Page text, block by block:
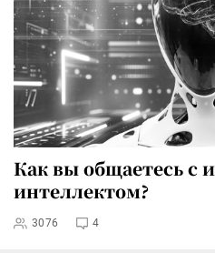
Как вы общаетесь с
интеллектом?
3076 4